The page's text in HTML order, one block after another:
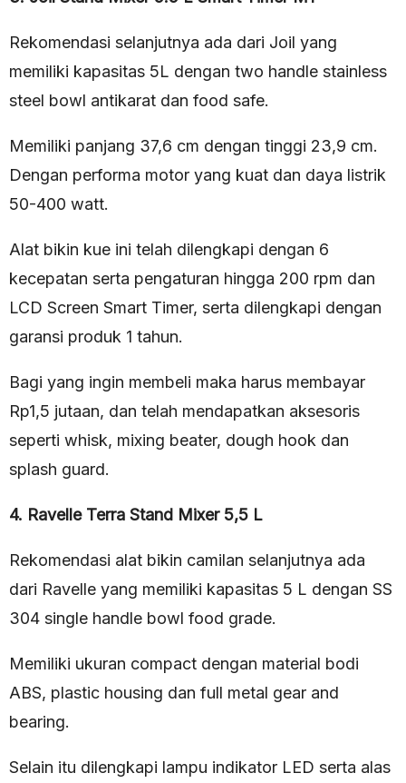
Rekomendasi selanjutnya ada dari Joil yang
memiliki kapasitas 5L dengan two handle stainless
steel bowl antikarat dan food safe.
Memiliki panjang 37,6 cm dengan tinggi 23,9 cm.
Dengan performa motor yang kuat dan daya listrik
50-400 watt.
Alat bikin kue ini telah dilengkapi dengan 6
kecepatan serta pengaturan hingga 200 rpm dan
LCD Screen Smart Timer, serta dilengkapi dengan
garansi produk 1 tahun.
Bagi yang ingin membeli maka harus membayar
Rp1,5 jutaan, dan telah mendapatkan aksesoris
seperti whisk, mixing beater, dough hook dan
splash guard.
4. Ravelle Terra Stand Mixer 5,5 L
Rekomendasi alat bikin camilan selanjutnya ada
dari Ravelle yang memiliki kapasitas 5 L dengan SS
304 single handle bowl food grade.
Memiliki ukuran compact dengan material bodi
ABS, plastic housing dan full metal gear and
bearing.
Selain itu dilengkapi lampu indikator LED serta alas